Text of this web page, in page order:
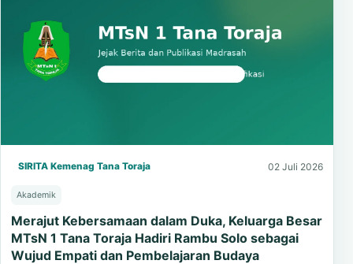
SIRITA Kemenag Tana Toraja 02 Juli 2026
Akademik
Merajut Kebersamaan dalam Duka, Keluarga Besar
MTsN 1 Tana Toraja Hadiri Rambu Solo sebagai
Wujud Empati dan Pembelajaran Budaya